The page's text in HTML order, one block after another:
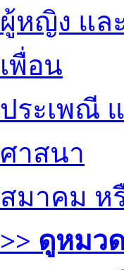
ผู้หญิง แล
เพื่อน
ประเพณี
ศาสนา
สมาคม ห
>> ดูหมว